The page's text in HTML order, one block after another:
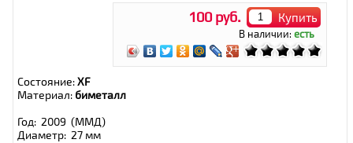
100 руб. Купить
В наличии:есть
Состояние:XF
Материал: биметалл
Год: 2009 (ММД)
Диаметр: 27 мм